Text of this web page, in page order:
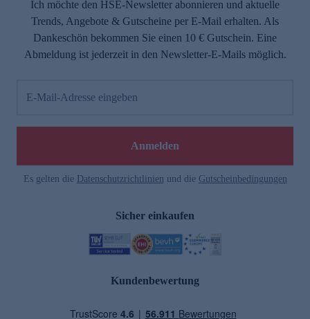
Ich möchte den HSE-Newsletter abonnieren und aktuelle
Trends, Angebote & Gutscheine per E-Mail erhalten. Als
Dankeschön bekommen Sie einen 10 € Gutschein. Eine
Abmeldung ist jederzeit in den Newsletter-E-Mails möglich.
E-Mail-Adresse eingeben
Anmelden
Es gelten die Datenschutzrichtlinien und die Gutscheinbedingungen
Sicher einkaufen
Kundenbewertung